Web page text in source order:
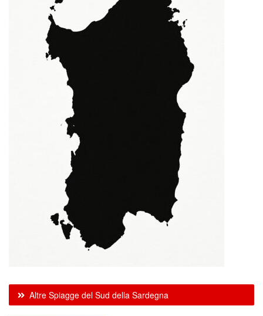
Altre Spiagge del Sud della Sardegna